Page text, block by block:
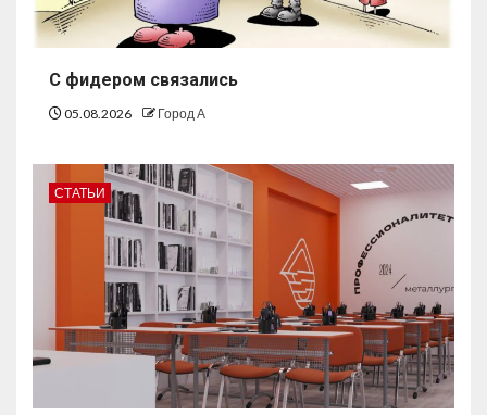
С фидером связались
05.08.2026 Город А
СТАТЬИ